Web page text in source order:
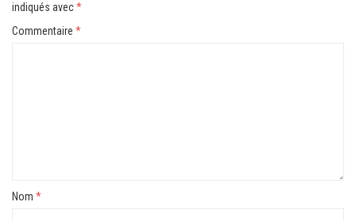
indiqués avec*
Commentaire *
Nom *